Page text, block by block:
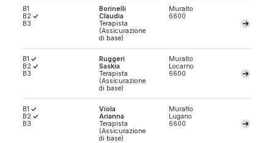
B1
B2
B3
Borinelli
Claudia
Terapista
(Assicurazione
di base)
6600
Muralto
B1
B2
B3
Ruggeri
Saskia
Terapista
(Assicurazione
di base)
6600
Muralto
Locarno
B1
B2
B3
Viola
Arianna
Terapista
(Assicurazione
di base)
6600
Muralto
Lugano